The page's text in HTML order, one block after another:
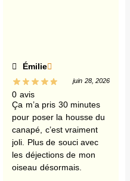
Émilie
0 avis
juin 28, 2026
Ça m’a pris 30 minutes
pour poser la housse du
canapé, c’est vraiment
joli. Plus de souci avec
les déjections de mon
oiseau désormais.